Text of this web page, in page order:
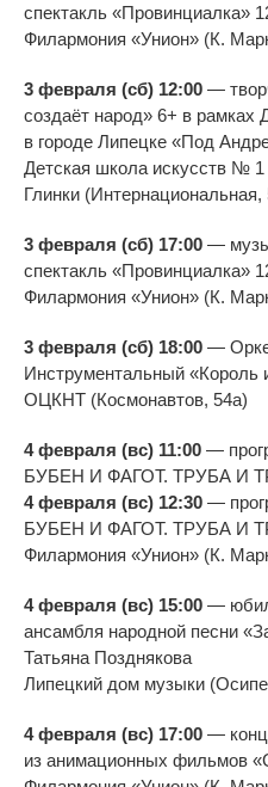
спектакль «Провинциалка»
Филармония «Унион» (К.
3 февраля (сб) 12:00 —
создаёт народ» 6+ в рамках
в городе Липецке «Под
Детская школа искусств №
Глинки (Интернациональная,
3 февраля (сб) 17:00 —
спектакль «Провинциалка»
Филармония «Унион» (К.
3 февраля (сб) 18:00 —
Инструментальный «Король
ОЦКНТ (Космонавтов, 54а)
4 февраля (вс) 11:00 —
БУБЕН И ФАГОТ. ТРУБА И
4 февраля (вс) 12:30 —
БУБЕН И ФАГОТ. ТРУБА И
Филармония «Унион» (К.
4 февраля (вс) 15:00 —
ансамбля народной песни «
Татьяна Позднякова
Липецкий дом музыки
4 февраля (вс) 17:00 —
из анимационных фильмов «